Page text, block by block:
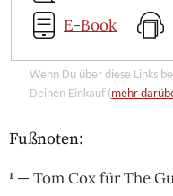
E-Book
Wenn Du über diese Links
Deinen Einkauf (mehr
Fußnoten:
¹ — Tom Cox für The